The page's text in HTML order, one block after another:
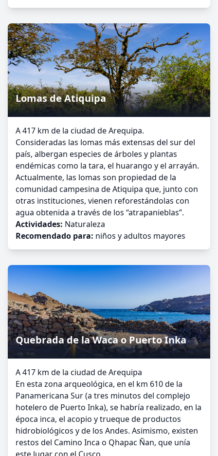
Lomas de Atiquipa
A 417 km de la ciudad de Arequipa.
Consideradas las lomas más extensas del sur del
país, albergan especies de árboles y plantas
endémicas como la tara, el huarango y el arrayán.
Actualmente, las lomas son propiedad de la
comunidad campesina de Atiquipa que, junto con
otras instituciones, vienen reforestándolas con
agua obtenida a través de los “atrapanieblas”.
Actividades: Naturaleza
Recomendado para: niños y adultos mayores
Quebrada de la Waca o Puerto Inka
A 417 km de la ciudad de Arequipa
En esta zona arqueológica, en el km 610 de la
Panamericana Sur (a tres minutos del complejo
hotelero de Puerto Inka), se habría realizado, en la
época inca, el acopio y trueque de productos
hidrobiológicos y de los Andes. Asimismo, existen
restos del Camino Inca o Qhapac Ñan, que unía